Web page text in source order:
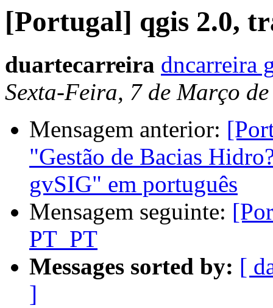
[Portugal] qgis 2.0,
duartecarreira dncarreira
Sexta-Feira, 7 de Março
Mensagem anterior:
"Gestão de Bacias
gvSIG" em português
Mensagem seguinte:
PT_PT
Messages sorted by: [
]